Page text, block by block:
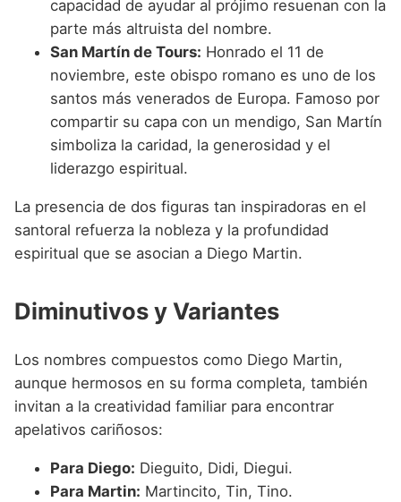
capacidad de ayudar al prójimo resuenan con la
parte más altruista del nombre.
San Martín de Tours: Honrado el 11 de
noviembre, este obispo romano es uno de los
santos más venerados de Europa. Famoso por
compartir su capa con un mendigo, San Martín
simboliza la caridad, la generosidad y el
liderazgo espiritual.
La presencia de dos figuras tan inspiradoras en el
santoral refuerza la nobleza y la profundidad
espiritual que se asocian a Diego Martin.
Diminutivos y Variantes
Los nombres compuestos como Diego Martin,
aunque hermosos en su forma completa, también
invitan a la creatividad familiar para encontrar
apelativos cariñosos:
Para Diego: Dieguito, Didi, Diegui.
Para Martin: Martincito, Tin, Tino.